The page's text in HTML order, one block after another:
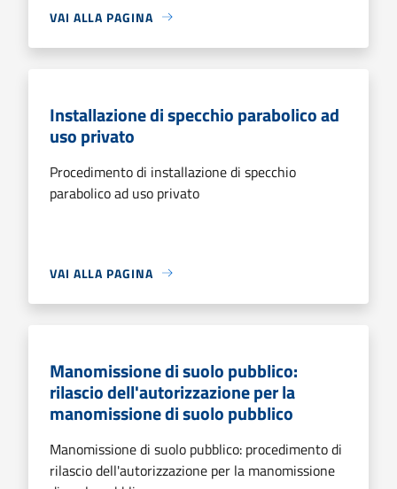
VAI ALLA PAGINA
Installazione di specchio parabolico ad
uso privato
Procedimento di installazione di specchio
parabolico ad uso privato
VAI ALLA PAGINA
Manomissione di suolo pubblico:
rilascio dell'autorizzazione per la
manomissione di suolo pubblico
Manomissione di suolo pubblico: procedimento di
rilascio dell'autorizzazione per la manomissione